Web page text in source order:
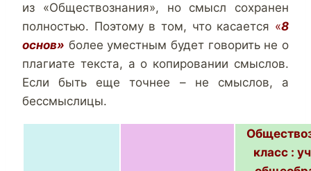
из «Обществознания», но смысл сохранен
полностью. Поэтому в том, что касается «8
основ» более уместным будет говорить не о
плагиате текста, а о копировании смыслов.
Если быть еще точнее – не смыслов, а
бессмыслицы.
класс :